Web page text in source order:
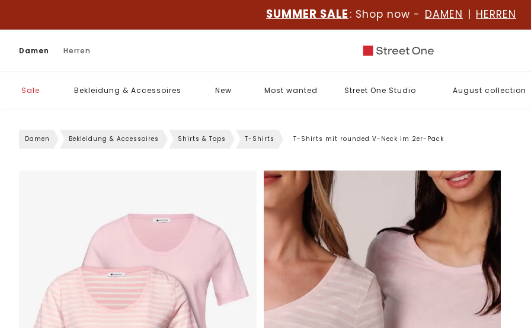
SUMMER SALE : Shop now - DAMEN | HERREN
Damen Herren
Sale Bekleidung & Accessoires New Most wanted Street One Studio August collection
Damen Bekleidung & Accessoires Shirts & Tops T-Shirts T-Shirts mit rounded V-Neck im 2er-Pack